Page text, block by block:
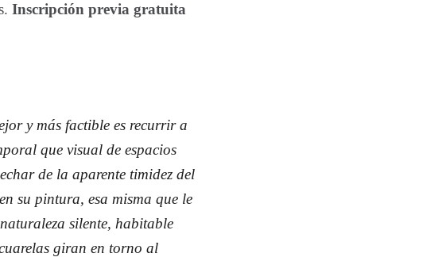
Inscripción previa gratuita
y más factible es recurrir a
que visual de espacios
de la aparente timidez del
su pintura, esa misma que le
silente, habitable
giran en torno al